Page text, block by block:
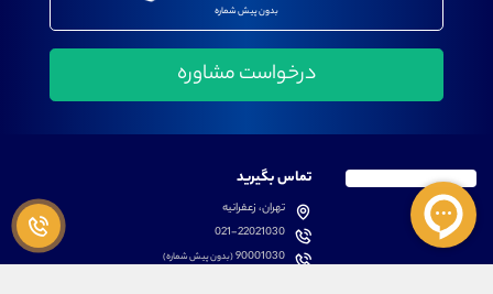
بدون پیش شماره
تماس بگیرید
تهران، زعفرانیه
021-22021030
90001030(بدون پیش شماره)